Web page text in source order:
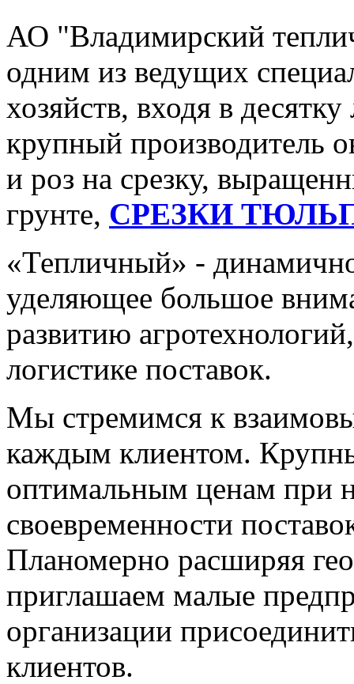
АО "Владимирский
одним из ведущих
хозяйств, входя в
крупный производитель
и роз на срезку,
грунте, СРЕЗКИ
«Тепличный» -
уделяющее большое
развитию
логистике поставок.
Мы стремимся к
каждым клиентом.
оптимальным ценам при
своевременности
Планомерно расширяя
приглашаем малые
организации
клиентов.